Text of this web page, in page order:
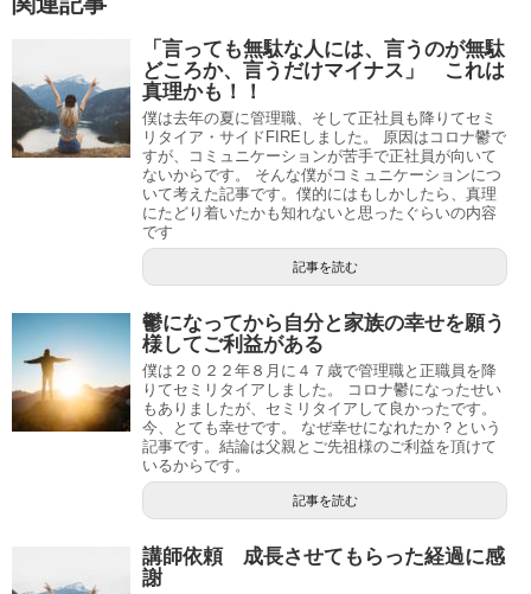
「言っても無駄な人には、言うのが無駄
どころか、言うだけマイナス」 これは
真理かも！！
僕は去年の夏に管理職、そして正社員も降りてセミ
リタイア・サイドFIREしました。 原因はコロナ鬱で
すが、コミュニケーションが苦手で正社員が向いて
ないからです。 そんな僕がコミュニケーションにつ
いて考えた記事です。僕的にはもしかしたら、真理
にたどり着いたかも知れないと思ったぐらいの内容
です
記事を読む
鬱になってから自分と家族の幸せを願う
様してご利益がある
僕は２０２２年８月に４７歳で管理職と正職員を降
りてセミリタイアしました。 コロナ鬱になったせい
もありましたが、セミリタイアして良かったです。
今、とても幸せです。 なぜ幸せになれたか？という
記事です。結論は父親とご先祖様のご利益を頂けて
いるからです。
記事を読む
講師依頼 成長させてもらった経過に感
謝